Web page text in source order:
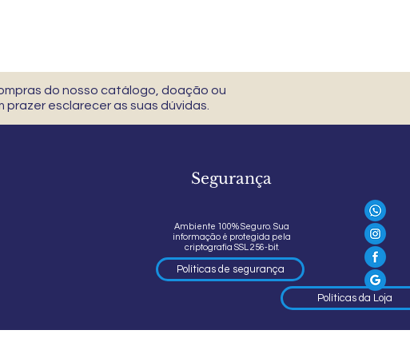
do nosso catálogo, doação ou
esclarecer as suas dúvidas.
Segurança
Ambiente 100% Seguro. Sua
informação é protegida pela
criptografia SSL 256-bit.
Políticas de segurança
Políticas da Loja